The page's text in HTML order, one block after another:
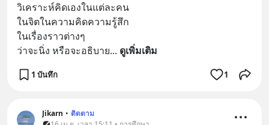
วิเคราะห์คิดเองในแต่ละคน
ในจิตในความคิดความรู้สึก
ในเรื่องราวต่างๆ
ว่าจะนิ่ง หรือจะอธิบาย... ดูเพิ่มเติม
1 บันทึก 1
Jikarn • ติดตาม